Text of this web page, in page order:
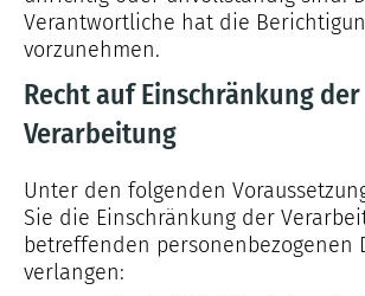
Verantwortliche hat die
vorzunehmen.
Recht auf Einschränkung der
Verarbeitung
Unter den folgenden
Sie die Einschränkung der
betreffenden personenbezogenen
verlangen: